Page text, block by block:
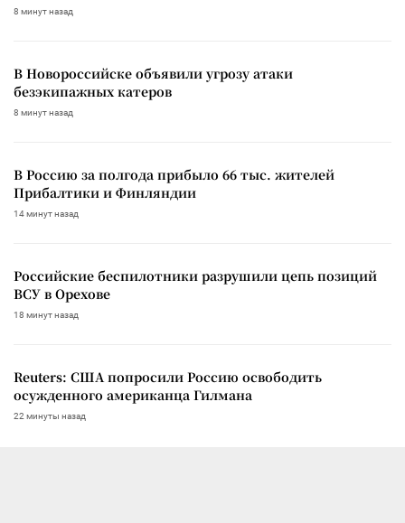
8 минут назад
В Новороссийске объявили угрозу атаки
безэкипажных катеров
8 минут назад
В Россию за полгода прибыло 66 тыс. жителей
Прибалтики и Финляндии
14 минут назад
Российские беспилотники разрушили цепь позиций
ВСУ в Орехове
18 минут назад
Reuters: США попросили Россию освободить
осужденного американца Гилмана
22 минуты назад